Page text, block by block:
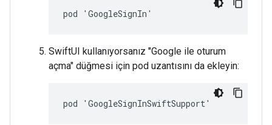
pod 'GoogleSignIn'
SwiftUI kullanıyorsanız "Google ile oturum
açma" düğmesi için pod uzantısını da ekleyin:
pod 'GoogleSignInSwiftSupport'